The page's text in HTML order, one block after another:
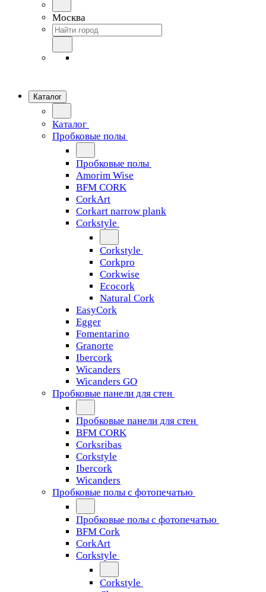
Москва
Каталог
Каталог
Пробковые полы
Пробковые полы
Amorim Wise
BFM CORK
CorkArt
Corkart narrow plank
Corkstyle
Corkstyle
Corkpro
Corkwise
Ecocork
Natural Cork
EasyCork
Egger
Fomentarino
Granorte
Ibercork
Wicanders
Wicanders GO
Пробковые панели для стен
Пробковые панели для стен
BFM CORK
Corksribas
Corkstyle
Ibercork
Wicanders
Пробковые полы с фотопечатью
Пробковые полы с фотопечатью
BFM Cork
CorkArt
Corkstyle
Corkstyle